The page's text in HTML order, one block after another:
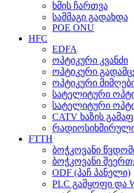
ხმის ჩართვა
სამმაგი გადახდა
POE ONU
HFC
EDFA
ოპტიკური კვანძი
ოპტიკური
ოპტიკური
სატელიტური
სატელიტური
CATV ხაზის
რადიოსიხშირული
FTTH
ბოჭკოვანი
ბოჭკოვანი
ODF (პაჩ პანელი)
PLC გამყოფი და